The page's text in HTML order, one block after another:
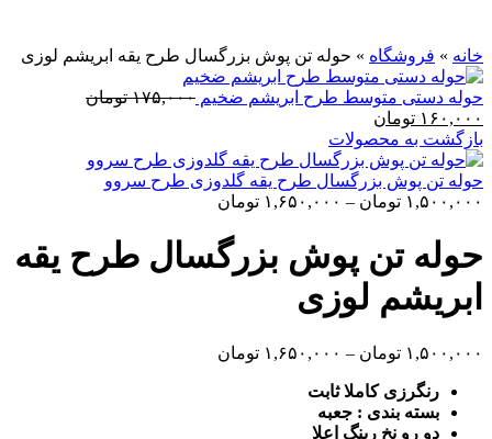
خانه » فروشگاه » حوله تن پوش بزرگسال طرح یقه ابریشم لوزی
حوله دستی متوسط طرح ابریشم ضخیم ۱۷۵,۰۰۰ تومانقیمت
۱۶۰,۰۰۰ تومان
فعلی
۱۶۰,۰۰۰ تومان
است.
بازگشت به محصولات
حوله تن پوش بزرگسال طرح یقه گلدوزی طرح سروو
۱,۵۰۰,۰۰۰ تومان – ۱,۶۵۰,۰۰۰ تومان
حوله تن پوش بزرگسال طرح یقه
ابریشم لوزی
۱,۵۰۰,۰۰۰ تومان – ۱,۶۵۰,۰۰۰ تومان
رنگرزی کاملا ثابت
بسته بندی : جعبه
دو رو نخ رینگ اعلا